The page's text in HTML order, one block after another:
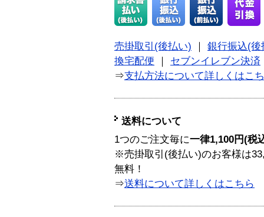
売掛取引(後払い)
銀行振込(後
換宅配便
セブンイレブン決済
⇒支払方法について詳しくはこ
送料について
1つのご注文毎に一律1,100円(税
※売掛取引(後払い)のお客様は
無料！
⇒送料について詳しくはこちら